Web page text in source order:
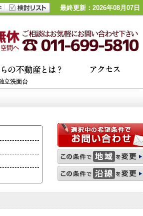
最終更新：2026年08月07日
立洗面台